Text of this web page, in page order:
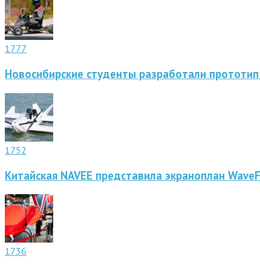
1777
Новосибирские студенты разработали
1752
Китайская NAVEE представила экраноплан
1736